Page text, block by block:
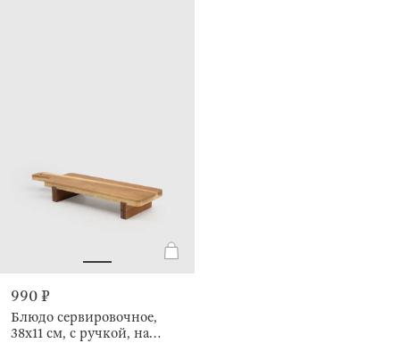
990 ₽
Блюдо сервировочное,
38x11 см, с ручкой, на